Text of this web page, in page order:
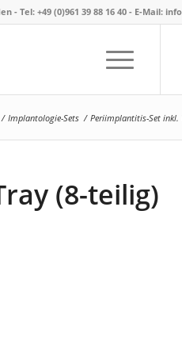
- Tel: +49 (0)961 39 88 16 40- E-Mail:
/ Implantologie-Sets / Periimplantitis-Set inkl.
(8-teilig)